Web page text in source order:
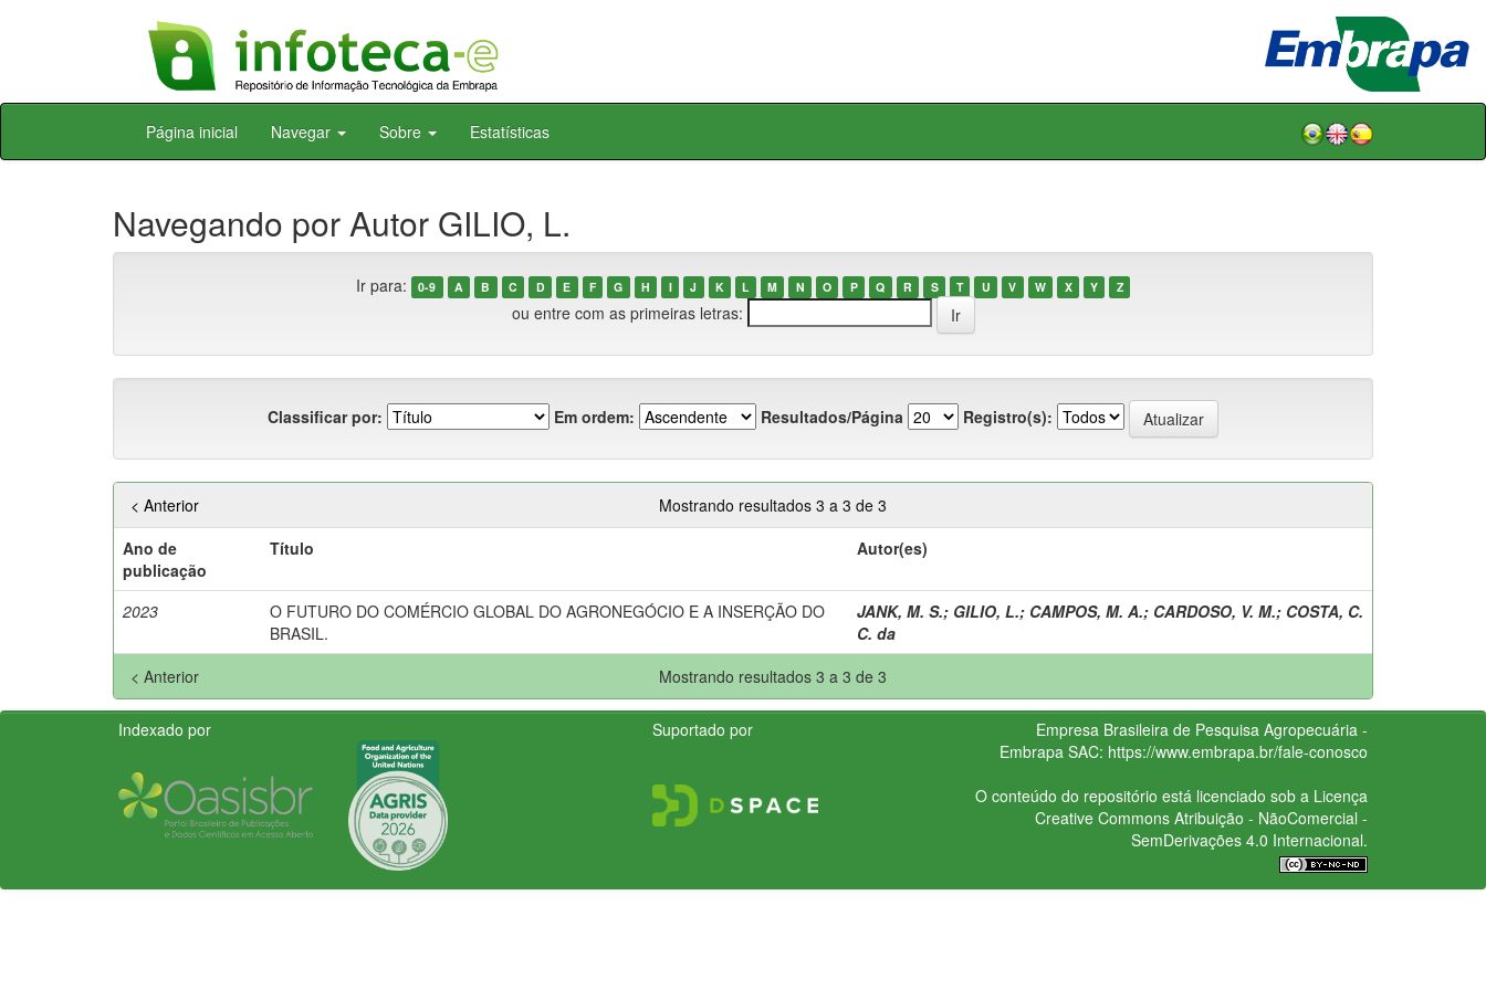
Skip
Página inicial Navegar Sobre Estatísticas
Navegando por Autor GILIO, L.
Ir para: 0-9 A B C D E F G H I J K L M N O P Q R S T U V W X Y Z
ou entre com as primeiras letras:
Classificar por: Em ordem: Resultados/Página Registro(s):
Mostrando resultados 3 a 3 de 3
< Anterior
Ano de
publicação
Título Autor(es)
2023
O FUTURO DO COMÉRCIO GLOBAL DO AGRONEGÓCIO E A INSERÇÃO DO
BRASIL.
JANK, M. S.; GILIO, L.; CAMPOS, M. A.; CARDOSO, V. M.; COSTA, C.
C. da
Mostrando resultados 3 a 3 de 3
< Anterior
Indexado por Suportado por
Empresa Brasileira de Pesquisa Agropecuária -
Embrapa SAC: https://www.embrapa.br/fale-conosco
O conteúdo do repositório está licenciado sob a Licença
Creative CommonsAtribuição - NãoComercial -
SemDerivações 4.0 Internacional.